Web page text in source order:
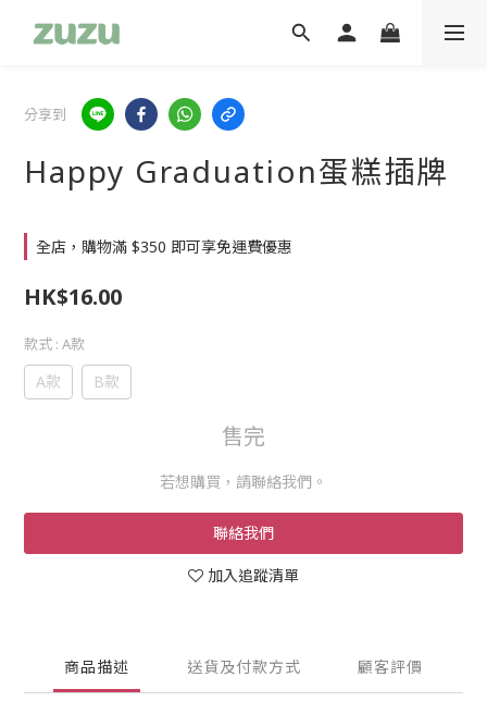
分享到
Happy Graduation蛋糕插牌
全店，購物滿 $350 即可享免運費優惠
HK$16.00
款式 : A款
A款 B款
售完
若想購買，請聯絡我們。
聯絡我們
加入追蹤清單
商品描述 送貨及付款方式 顧客評價